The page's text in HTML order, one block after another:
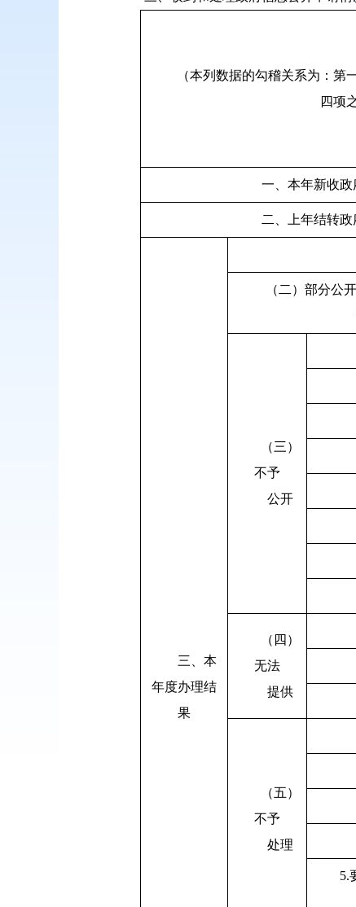
（本列数据的勾稽关系为：第
四项
一、本年新收
二、上年结转
三、本
年度办理结
果
（二）部分公
（三）
不予
公开
（四）
无法
提供
（五）
不予
处理
5.